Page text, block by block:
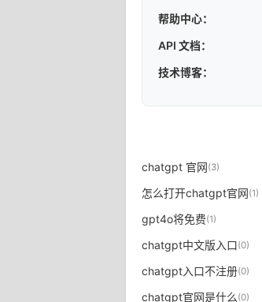
帮助中心：
API 文档：
技术博客：
chatgpt 官网(3)
怎么打开chatgpt官网(1)
gpt4o将免费(1)
chatgpt中文版入口(0)
chatgpt入口不注册(0)
chatgpt官网是什么 (0)